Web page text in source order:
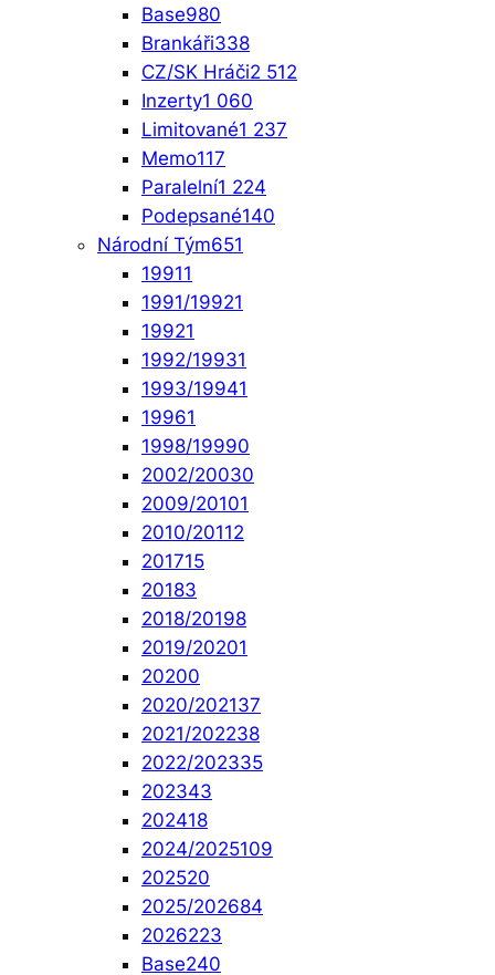
Base980
Brankáři338
CZ/SK Hráči2 512
Inzerty1 060
Limitované1 237
Memo117
Paralelní1 224
Podepsané140
Národní Tým651
19911
1991/19921
19921
1992/19931
1993/19941
19961
1998/19990
2002/20030
2009/20101
2010/20112
201715
20183
2018/20198
2019/20201
20200
2020/202137
2021/202238
2022/202335
202343
202418
2024/2025109
202520
2025/202684
2026223
Base240